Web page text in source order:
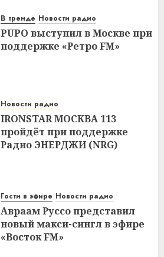
В тренде Новости радио
PUPO выступил в Москве при
поддержке «Ретро FM»
Новости радио
IRONSTAR МОСКВА 113
пройдёт при поддержке
Радио ЭНЕРДЖИ (NRG)
Гости в эфире Новости радио
Авраам Руссо представил
новый макси-сингл в эфире
«Восток FM»